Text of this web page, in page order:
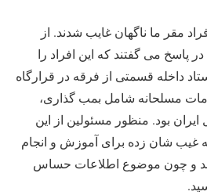
از افراد مقر ما ناگهان غایب شدند. از
پاسخ می گفتند که این افراد را
داخله قسمتی از فرقه در قرارگاه
مسلحانه شامل بمب گذاری،
بود. منظور مسئولین از این
غیب شان زده برای آموزش و انجام
و چون موضوع اطلاعات حساس